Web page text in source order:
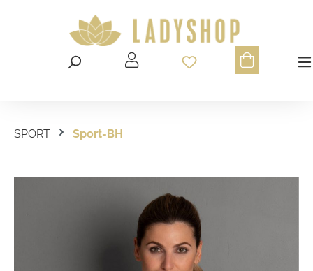
Du hast 0
SPORT Sport-BH
Bildergalerie überspringen